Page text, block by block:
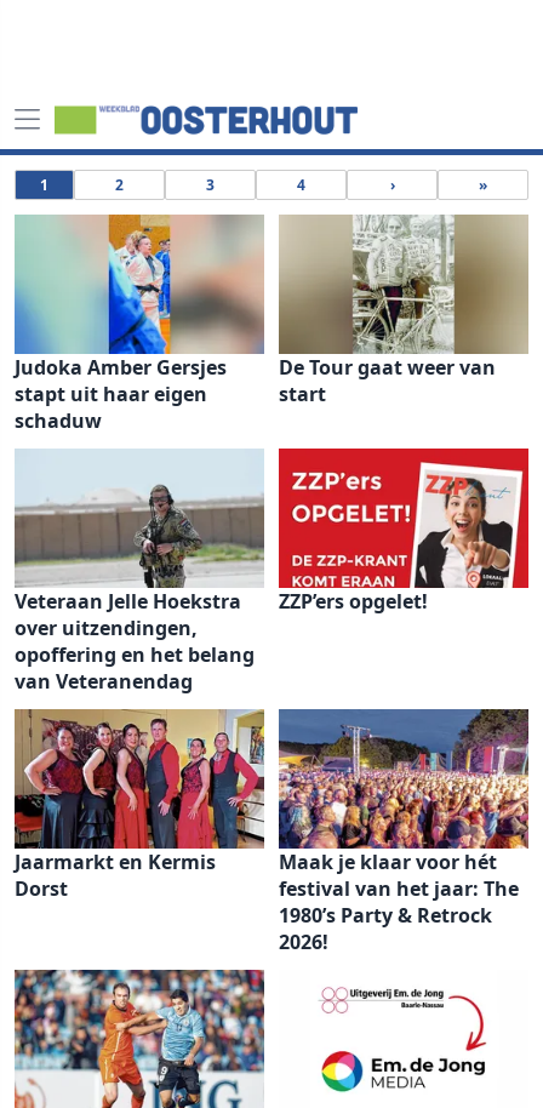
1 2 3 4 › »
Judoka Amber Gersjes
stapt uit haar eigen
schaduw
De Tour gaat weer van
start
Veteraan Jelle Hoekstra
over uitzendingen,
opoffering en het belang
van Veteranendag
ZZP’ers opgelet!
Jaarmarkt en Kermis
Dorst
Maak je klaar voor hét
festival van het jaar: The
1980’s Party & Retrock
2026!